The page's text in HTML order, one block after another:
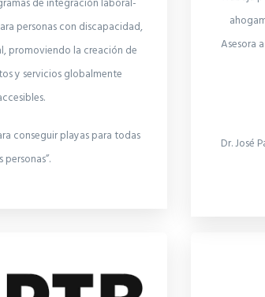
de integración laboral-
personas con discapacidad,
promoviendo la creación de
y servicios globalmente
conseguir playas para todas
personas”.
Asesora
Dr. José